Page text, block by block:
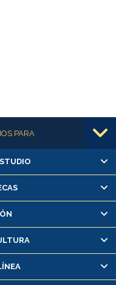
PARA
os
notas
dental
alumnos